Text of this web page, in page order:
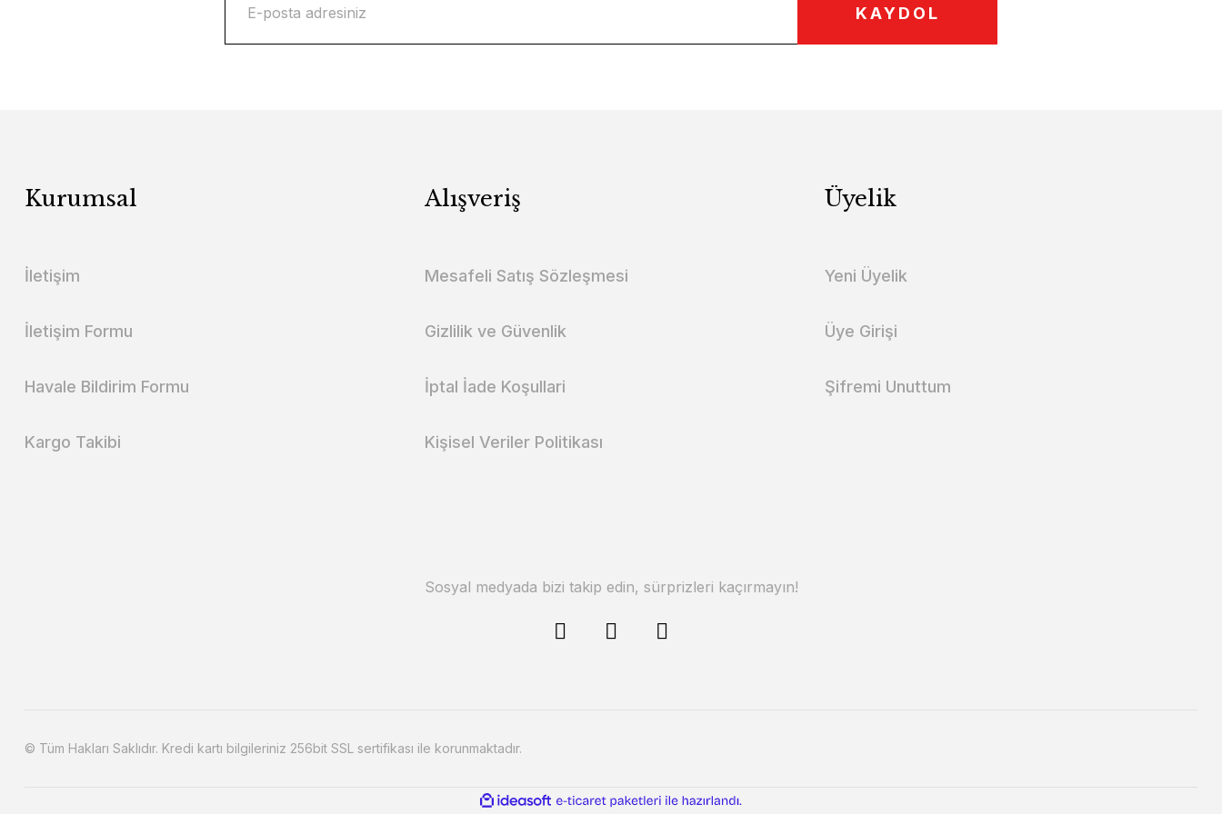
KAYDOL
Kurumsal
İletişim
İletişim Formu
Havale Bildirim Formu
Kargo Takibi
Alışveriş
Mesafeli Satış Sözleşmesi
Gizlilik ve Güvenlik
İptal İade Koşullari
Kişisel Veriler Politikası
Üyelik
Yeni Üyelik
Üye Girişi
Şifremi Unuttum
Sosyal medyada bizi takip edin, sürprizleri kaçırmayın!
© Tüm Hakları Saklıdır. Kredi kartı bilgileriniz 256bit SSL sertifikası ile korunmaktadır.
ideasoft
e-